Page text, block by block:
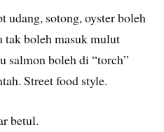
udang, sotong, oyster boleh
tak boleh masuk mulut
salmon boleh di “torch”
Street food style.
betul.